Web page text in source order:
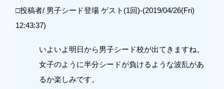
□投稿者/ 男子シード登場 ゲスト(1回)-(2019/04/26(Fri)
12:43:37)
いよいよ明日から男子シード校が出てきますね。
女子のように半分シードが負けるような波乱があ
るか楽しみです。